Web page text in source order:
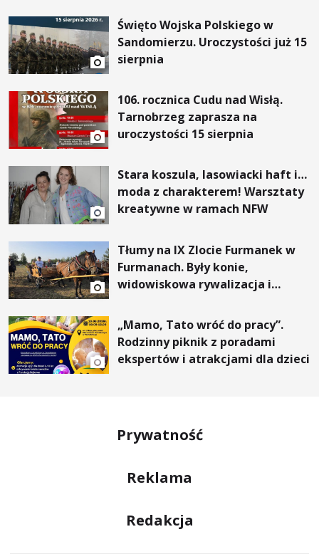
Święto Wojska Polskiego w
Sandomierzu. Uroczystości już 15
sierpnia
106. rocznica Cudu nad Wisłą.
Tarnobrzeg zaprasza na
uroczystości 15 sierpnia
Stara koszula, lasowiacki haft i…
moda z charakterem! Warsztaty
kreatywne w ramach NFW
Tłumy na IX Zlocie Furmanek w
Furmanach. Były konie,
widowiskowa rywalizacja i
„Mamo, Tato wróć do pracy”.
Rodzinny piknik z poradami
ekspertów i atrakcjami dla dzieci
Prywatność
Reklama
Redakcja